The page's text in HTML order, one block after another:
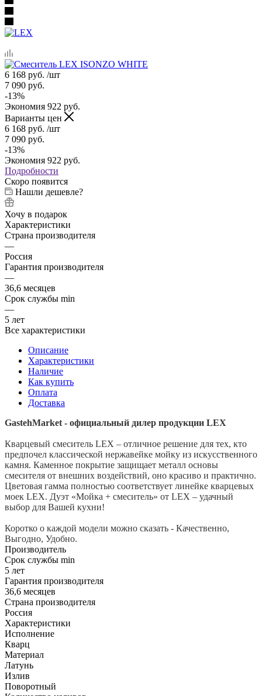
6 168 руб. /шт
7 090 руб.
-13%
Экономия 922 руб.
Варианты цен
6 168 руб. /шт
7 090 руб.
-13%
Экономия 922 руб.
Подробности
Скоро появится
Нашли дешевле?
Хочу в подарок
Характеристики
Страна производителя
—
Россия
Гарантия производителя
—
36,6 месяцев
Срок службы min
—
5 лет
Все характеристики
Описание
Характеристики
Наличие
Как купить
Оплата
Доставка
GastehMarket - официальный дилер продукции LEX
Кварцевый смеситель LEX – отличное решение для тех, кто
предпочел классической нержавейке мойку из искусственного
камня. Каменное покрытие защищает металл основы
смесителя от внешних воздействий, оно красиво и практично.
Цветовая гамма полностью соответствует линейке кварцевых
моек LEX. Дуэт «Мойка + смеситель» от LEX – удачный
выбор для Вашей кухни!
Коротко о каждой модели можно сказать - Качественно,
Выгодно, Удобно.
Производитель
Срок службы min
5 лет
Гарантия производителя
36,6 месяцев
Страна производителя
Россия
Характеристики
Исполнение
Кварц
Материал
Латунь
Излив
Поворотный